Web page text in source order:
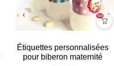
Étiquettes personnalisées
pour biberon maternité